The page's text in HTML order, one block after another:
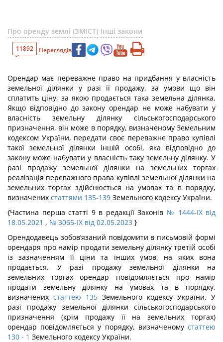
Про оренду землі (ЗМІСТ) Інші закони
11892 Переглядів
Орендар має переважне право на придбання у власність
земельної ділянки у разі її продажу, за умови що він
сплатить ціну, за якою продається така земельна ділянка.
Якщо відповідно до закону орендар не може набувати у
власність земельну ділянку сільськогосподарського
призначення, він може в порядку, визначеному Земельним
кодексом України, передати своє переважне право купівлі
такої земельної ділянки іншій особі, яка відповідно до
закону може набувати у власність таку земельну ділянку. У
разі продажу земельної ділянки на земельних торгах
реалізація переважного права купівлі земельної ділянки на
земельних торгах здійснюється на умовах та в порядку,
визначених статтями 135-139 Земельного кодексу України.
{Частина перша статті 9 в редакції Законів № 1444-IX від
18.05.2021 , № 3065-IX від 02.05.2023 }
Орендодавець зобов’язаний повідомити в письмовій формі
орендаря про намір продати земельну ділянку третій особі
із зазначенням її ціни та інших умов, на яких вона
продається. У разі продажу земельної ділянки на
земельних торгах орендар повідомляється про намір
продати земельну ділянку на умовах та в порядку,
визначених статтею 135 Земельного кодексу України. У
разі продажу земельної ділянки сільськогосподарського
призначення (крім продажу її на земельних торгах)
орендар повідомляється у порядку, визначеномустаттею
130 - 1 Земельного кодексу України.